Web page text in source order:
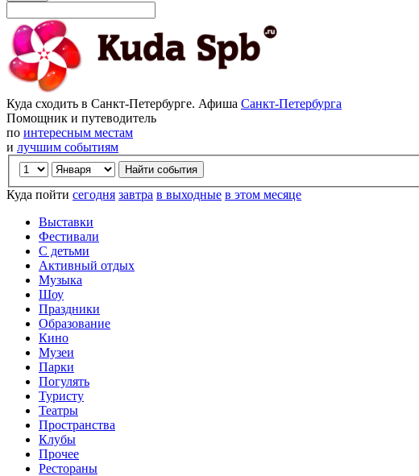
Куда сходить в Санкт-Петербурге. Афиша Санкт-Петербурга
Помощник и путеводитель
по интересным местам
и лучшим событиям
Куда пойти сегодня завтра в выходные в этом месяце
Выставки
Фестивали
С детьми
Активный отдых
Музыка
Шоу
Праздники
Образование
Кино
Музеи
Парки
Погулять
Туристу
Театры
Пространства
Клубы
Прочее
Рестораны